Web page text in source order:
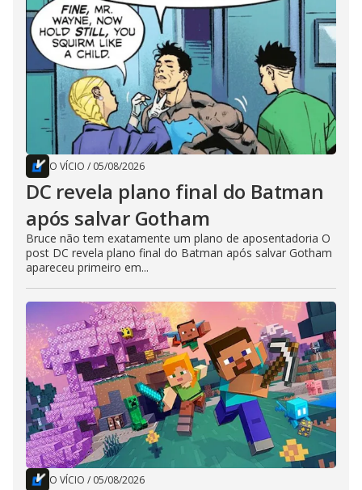
O VÍCIO / 05/08/2026
DC revela plano final do Batman
após salvar Gotham
Bruce não tem exatamente um plano de aposentadoria O
post DC revela plano final do Batman após salvar Gotham
apareceu primeiro em...
O VÍCIO / 05/08/2026